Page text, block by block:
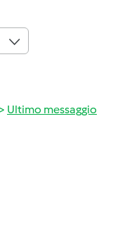
Ultimo messaggio